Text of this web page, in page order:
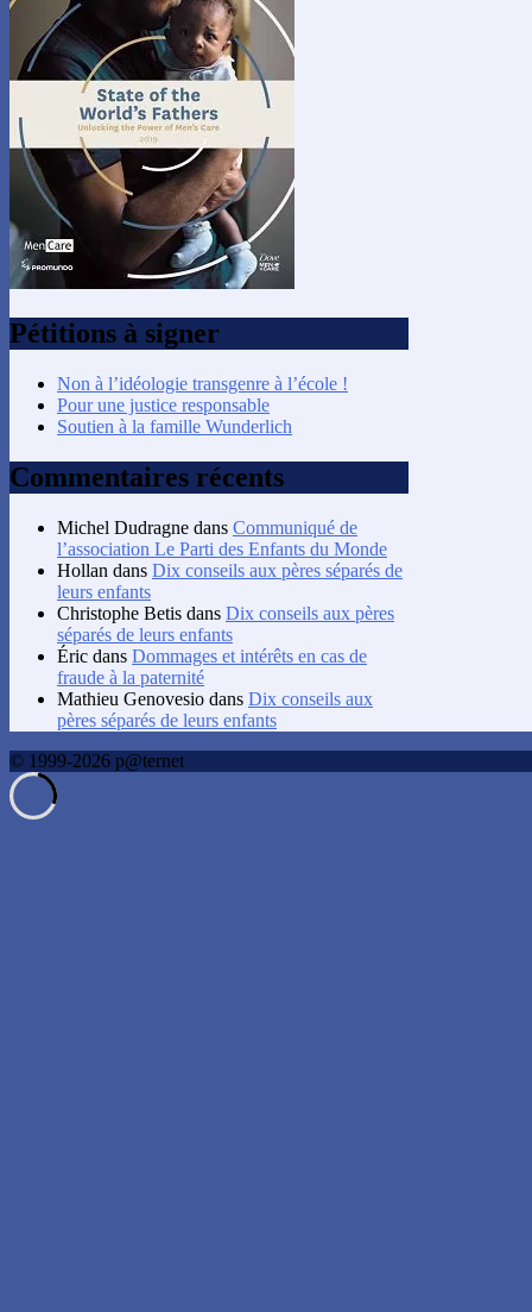
Pétitions à signer
Non à l’idéologie transgenre à l’école !
Pour une justice responsable
Soutien à la famille Wunderlich
Commentaires récents
Michel Dudragne dans Communiqué de
l’association Le Parti des Enfants du Monde
Hollan dans Dix conseils aux pères séparés de
leurs enfants
Christophe Betis dans Dix conseils aux pères
séparés de leurs enfants
Éric dans Dommages et intérêts en cas de
fraude à la paternité
Mathieu Genovesio dans Dix conseils aux
pères séparés de leurs enfants
© 1999-2026 p@ternet